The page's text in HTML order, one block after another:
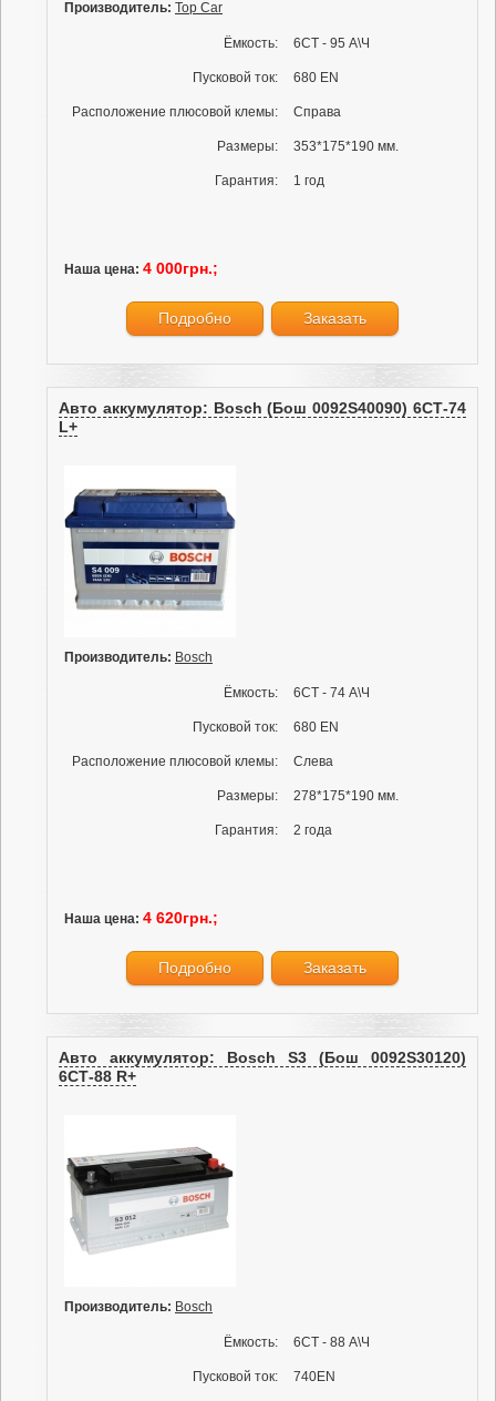
Производитель: Top Car
Ёмкость: 6СТ - 95 А\Ч
Пусковой ток: 680 EN
Расположение плюсовой клемы: Справа
Размеры: 353*175*190 мм.
Гарантия: 1 год
Наша цена: 4 000грн.;
Подробно Заказать
Авто аккумулятор: Bosch (Бош 0092S40090) 6СТ-74
L+
Производитель: Bosch
Ёмкость: 6СТ - 74 А\Ч
Пусковой ток: 680 EN
Расположение плюсовой клемы: Слева
Размеры: 278*175*190 мм.
Гарантия: 2 года
Наша цена: 4 620грн.;
Подробно Заказать
Авто аккумулятор: Bosch S3 (Бош 0092S30120)
6СТ-88 R+
Производитель: Bosch
Ёмкость: 6СТ - 88 А\Ч
Пусковой ток: 740EN